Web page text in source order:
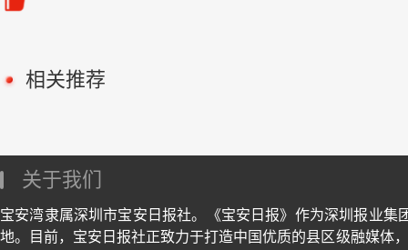
相关推荐
关于我们
宝安湾隶属深圳市宝安日报社。《宝安日报》作为深圳报业
地。目前，宝安日报社正致力于打造中国优质的县区级融媒体